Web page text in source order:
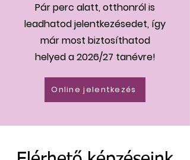
Pár perc alatt, otthonról is
leadhatod jelentkezésedet, így
már most biztosíthatod
helyed a 2026/27 tanévre!
Online jelentkezés